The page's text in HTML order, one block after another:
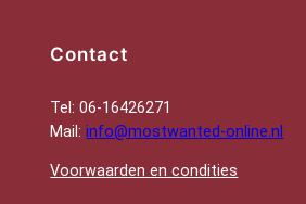
Contact
Tel: 06-16426271
Mail:info@mostwanted-online.nl
Voorwaarden en condities